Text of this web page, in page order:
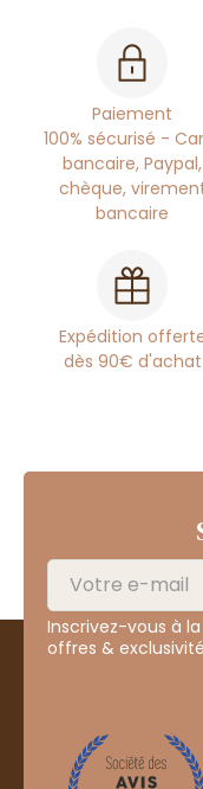
Paiement
100% sécurisé -
bancaire, Paypal,
chèque,
bancaire
Expédition
dès 90€ d'achat
Inscrivez-vous à
offres &